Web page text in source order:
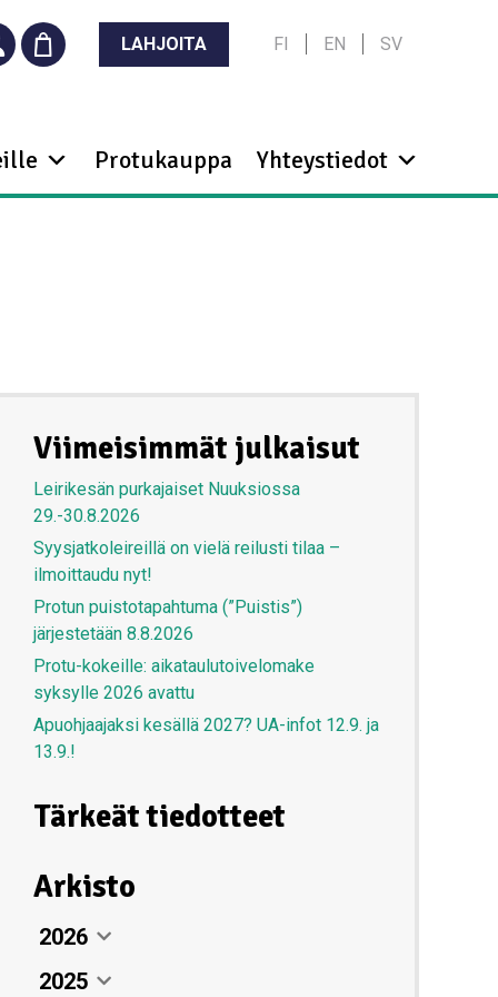
LAHJOITA FI EN SV
Protukauppa Yhteystiedot
Viimeisimmät julkaisut
Leirikesän purkajaiset Nuuksiossa
29.-30.8.2026
Syysjatkoleireillä on vielä reilusti tilaa –
ilmoittaudu nyt!
Protun puistotapahtuma (”Puistis”)
järjestetään 8.8.2026
Protu-kokeille: aikataulutoivelomake
syksylle 2026 avattu
Apuohjaajaksi kesällä 2027? UA-infot 12.9. ja
13.9.!
Tärkeät tiedotteet
Arkisto
2026
Elokuu
2025